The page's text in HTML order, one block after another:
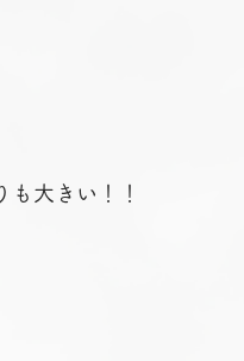
大きい！！